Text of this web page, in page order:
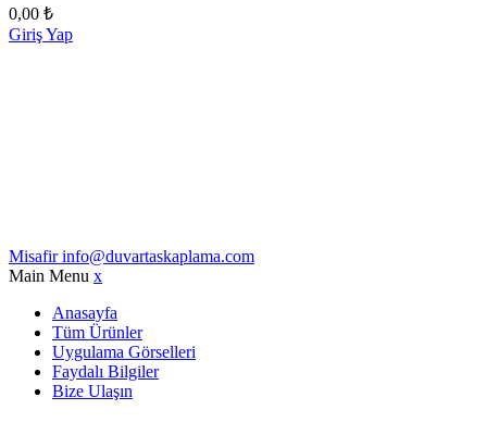
0,00 ₺
Giriş Yap
Misafirinfo@duvartaskaplama.com
Main Menu x
Anasayfa
Tüm Ürünler
Uygulama Görselleri
Faydalı Bilgiler
Bize Ulaşın